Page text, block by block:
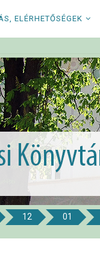
ELÉRHETŐSÉGEK
12 01